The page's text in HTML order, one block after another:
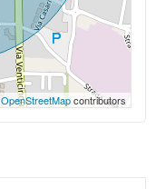
OpenStreetMapcontributors